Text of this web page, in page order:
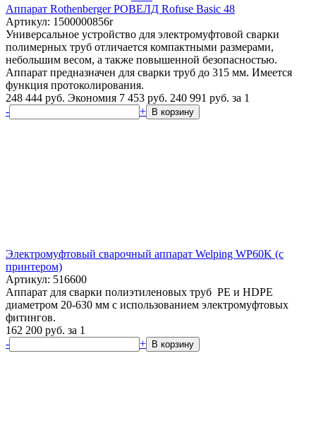
Аппарат Rothenberger РОВЕЛД Rofuse Basic 48
Артикул: 1500000856r
Универсальное устройство для электромуфтовой сварки
полимерных труб отличается компактными размерами,
небольшим весом, а также повышенной безопасностью.
Аппарат предназначен для сварки труб до 315 мм. Имеется
функция протоколирования.
248 444 руб. Экономия 7 453 руб. 240 991 руб. за 1
-
+ В корзину
Электромуфтовый сварочный аппарат Welping WP60K (с
принтером)
Артикул: 516600
Аппарат для сварки полиэтиленовых труб PE и HDPE
диаметром 20-630 мм с использованием электромуфтовых
фитингов.
162 200 руб. за 1
-
+ В корзину